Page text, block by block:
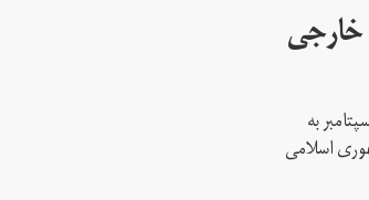
خارجی
به
اسلامی